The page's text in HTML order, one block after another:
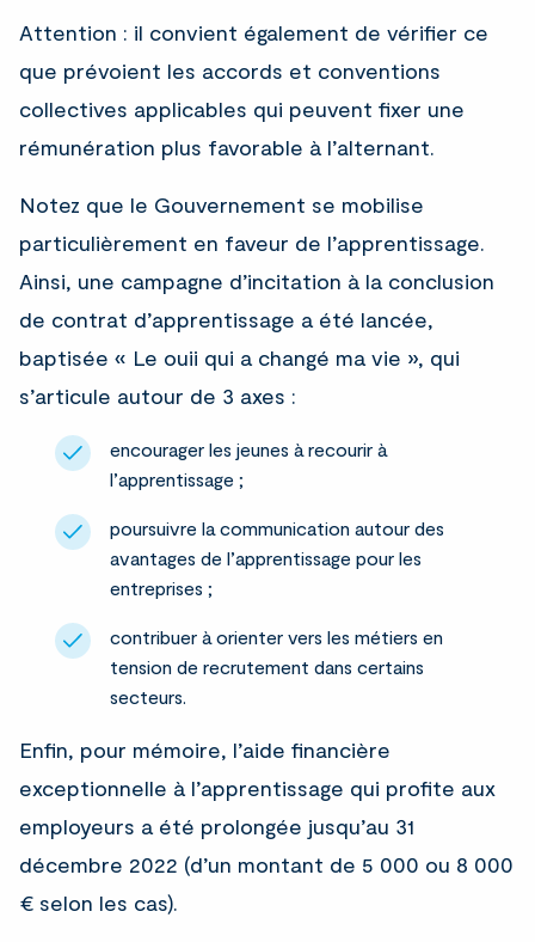
Attention : il convient également de vérifier ce
que prévoient les accords et conventions
collectives applicables qui peuvent fixer une
rémunération plus favorable à l’alternant.
Notez que le Gouvernement se mobilise
particulièrement en faveur de l’apprentissage.
Ainsi, une campagne d’incitation à la conclusion
de contrat d’apprentissage a été lancée,
baptisée « Le ouii qui a changé ma vie », qui
s’articule autour de 3 axes :
encourager les jeunes à recourir à
l’apprentissage ;
poursuivre la communication autour des
avantages de l’apprentissage pour les
entreprises ;
contribuer à orienter vers les métiers en
tension de recrutement dans certains
secteurs.
Enfin, pour mémoire, l’aide financière
exceptionnelle à l’apprentissage qui profite aux
employeurs a été prolongée jusqu’au 31
décembre 2022 (d’un montant de 5 000 ou 8 000
€ selon les cas).